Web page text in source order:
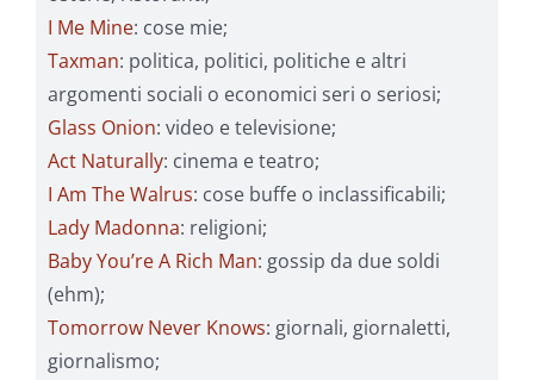
I Me Mine: cose mie;
Taxman: politica, politici, politiche e altri
argomenti sociali o economici seri o seriosi;
Glass Onion: video e televisione;
Act Naturally: cinema e teatro;
I Am The Walrus: cose buffe o inclassificabili;
Lady Madonna: religioni;
Baby You’re A Rich Man: gossip da due soldi
(ehm);
Tomorrow Never Knows: giornali, giornaletti,
giornalismo;